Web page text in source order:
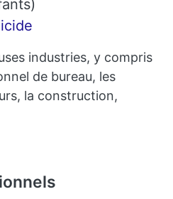
industries, y compris
de bureau, les
la construction,